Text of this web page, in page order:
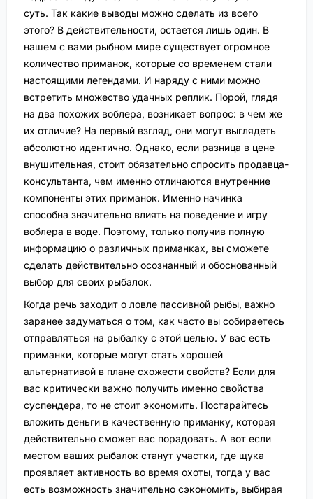
суть. Так какие выводы можно сделать из всего
этого? В действительности, остается лишь один. В
нашем с вами рыбном мире существует огромное
количество приманок, которые со временем стали
настоящими легендами. И наряду с ними можно
встретить множество удачных реплик. Порой, глядя
на два похожих воблера, возникает вопрос: в чем же
их отличие? На первый взгляд, они могут выглядеть
абсолютно идентично. Однако, если разница в цене
внушительная, стоит обязательно спросить продавца-
консультанта, чем именно отличаются внутренние
компоненты этих приманок. Именно начинка
способна значительно влиять на поведение и игру
воблера в воде. Поэтому, только получив полную
информацию о различных приманках, вы сможете
сделать действительно осознанный и обоснованный
выбор для своих рыбалок.
Когда речь заходит о ловле пассивной рыбы, важно
заранее задуматься о том, как часто вы собираетесь
отправляться на рыбалку с этой целью. У вас есть
приманки, которые могут стать хорошей
альтернативой в плане схожести свойств? Если для
вас критически важно получить именно свойства
суспендера, то не стоит экономить. Постарайтесь
вложить деньги в качественную приманку, которая
действительно сможет вас порадовать. А вот если
местом ваших рыбалок станут участки, где щука
проявляет активность во время охоты, тогда у вас
есть возможность значительно сэкономить, выбирая